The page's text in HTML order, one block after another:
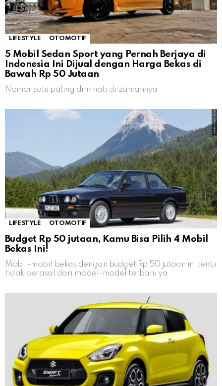
LIFESTYLE OTOMOTIF
5 Mobil Sedan Sport yang Pernah Berjaya di
Indonesia Ini Dijual dengan Harga Bekas di
Bawah Rp 50 Jutaan
Nomor satu paling diminati di zamannya
LIFESTYLE OTOMOTIF
Budget Rp 50 jutaan, Kamu Bisa Pilih 4 Mobil
Bekas Ini!
Mobil-mobil bekas dengan budget Rp 50 jutaan ini tentu
tidak berasal dari model-model terbaru ya